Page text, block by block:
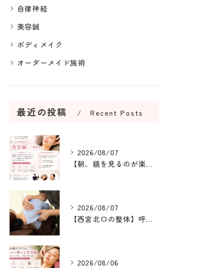
自律神経
美容鍼
ボディメイク
オーダーメイド施術
最近の投稿 Recent Posts
2026/08/07
【朝、鏡を見るのが楽しみになる美容鍼】
2026/08/07
【西宮北口の整体】呼吸が浅い原因を整え、深呼吸できる身体へ
2026/08/06